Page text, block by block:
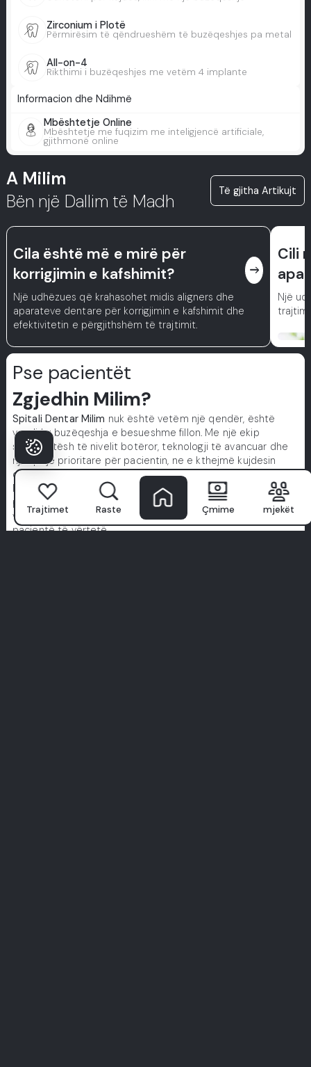
Zirconium i Plotë
Përmirësim të qëndrueshëm të buzëqeshjes pa metal
All-on-4
Rikthimi i buzëqeshjes me vetëm 4 implante
Informacion dhe Ndihmë
Mbështetje Online
Mbështetje me fuqizim me inteligjencë artificiale,
gjithmonë online
A Milim
Bën një Dallim të Madh
Të gjitha Artikujt
Cila është më e mirë për
korrigjimin e kafshimit?
east
Një udhëzues që krahasohet midis aligners dhe
aparateve dentare për korrigjimin e kafshimit dhe
efektivitetin e përgjithshëm të trajtimit.
Cili
Një
Pse pacientët
Zgjedhin Milim?
Spitali Dentar Milim nuk është vetëm një qendër, është
vendi ku buzëqeshja e besueshme fillon. Me një ekip
specialistësh të nivelit botëror, teknologji të avancuar dhe
një qasje prioritare për pacientin, ne e kthejmë kujdesin
dental në një përvojë të klasit të lartë.
Ne prioritet keni higjienën, rehatisë dhe trajtimet e
personalizuara të krijuara vetëm për ju. Mos u mbështet
vetëm në fjalët tona, eksploroni histori të vërteta nga
pacientë të vërtetë.
Trajtimet Raste Çmime mjekët